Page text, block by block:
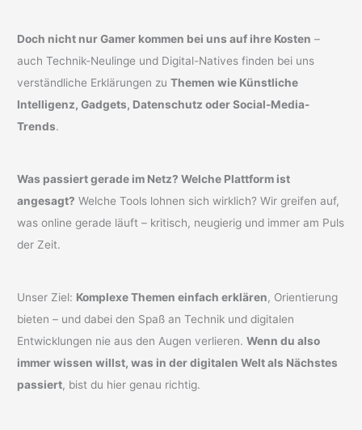
Doch nicht nur Gamer kommen bei uns auf ihre Kosten –
auch Technik-Neulinge und Digital-Natives finden bei uns
verständliche Erklärungen zuThemen wie Künstliche
Intelligenz, Gadgets, Datenschutz oder Social-Media-
Trends.
Was passiert gerade im Netz? Welche Plattform ist
angesagt? Welche Tools lohnen sich wirklich? Wir greifen auf,
was online gerade läuft – kritisch, neugierig und immer am Puls
der Zeit.
Unser Ziel: Komplexe Themen einfach erklären, Orientierung
bieten – und dabei den Spaß an Technik und digitalen
Entwicklungen nie aus den Augen verlieren.Wenn du also
immer wissen willst, was in der digitalen Welt als Nächstes
passiert, bist du hier genau richtig.